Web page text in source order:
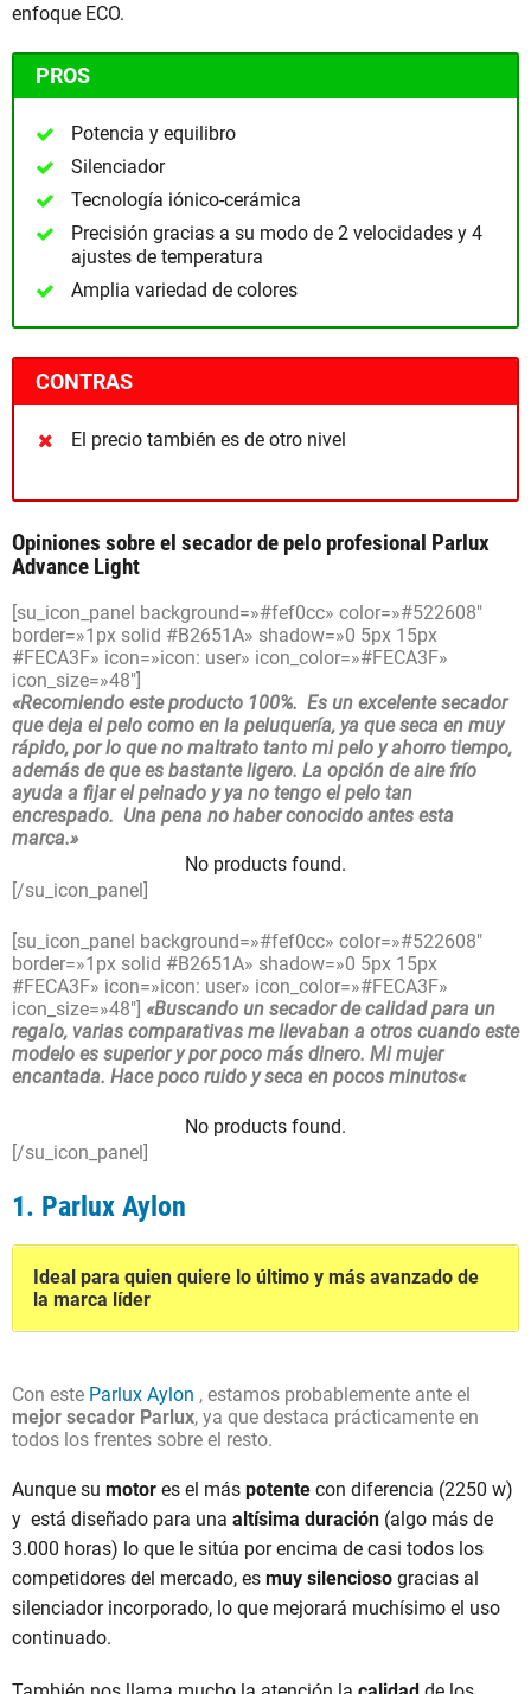
enfoque ECO.
PROS
Potencia y equilibro
Silenciador
Tecnología iónico-cerámica
Precisión gracias a su modo de 2 velocidades y 4
ajustes de temperatura
Amplia variedad de colores
CONTRAS
El precio también es de otro nivel
Opiniones sobre el secador de pelo profesional Parlux
Advance Light
[su_icon_panel background=»#fef0cc» color=»#522608″
border=»1px solid #B2651A» shadow=»0 5px 15px
#FECA3F» icon=»icon: user» icon_color=»#FECA3F»
icon_size=»48″]
«Recomiendo este producto 100%. Es un excelente secador
que deja el pelo como en la peluquería, ya que seca en muy
rápido, por lo que no maltrato tanto mi pelo y ahorro tiempo,
además de que es bastante ligero. La opción de aire frío
ayuda a fijar el peinado y ya no tengo el pelo tan
encrespado. Una pena no haber conocido antes esta
marca.»
No products found.
[/su_icon_panel]
[su_icon_panel background=»#fef0cc» color=»#522608″
border=»1px solid #B2651A» shadow=»0 5px 15px
#FECA3F» icon=»icon: user» icon_color=»#FECA3F»
icon_size=»48″] «Buscando un secador de calidad para un
regalo, varias comparativas me llevaban a otros cuando este
modelo es superior y por poco más dinero. Mi mujer
encantada. Hace poco ruido y seca en pocos minutos«
No products found.
[/su_icon_panel]
1. Parlux Aylon
Ideal para quien quiere lo último y más avanzado de
la marca líder
Con este Parlux Aylon , estamos probablemente ante el
mejor secador Parlux, ya que destaca prácticamente en
todos los frentes sobre el resto.
Aunque su motor es el más potente con diferencia (2250 w)
y está diseñado para una altísima duración (algo más de
3.000 horas) lo que le sitúa por encima de casi todos los
competidores del mercado, es muy silencioso gracias al
silenciador incorporado, lo que mejorará muchísimo el uso
continuado.